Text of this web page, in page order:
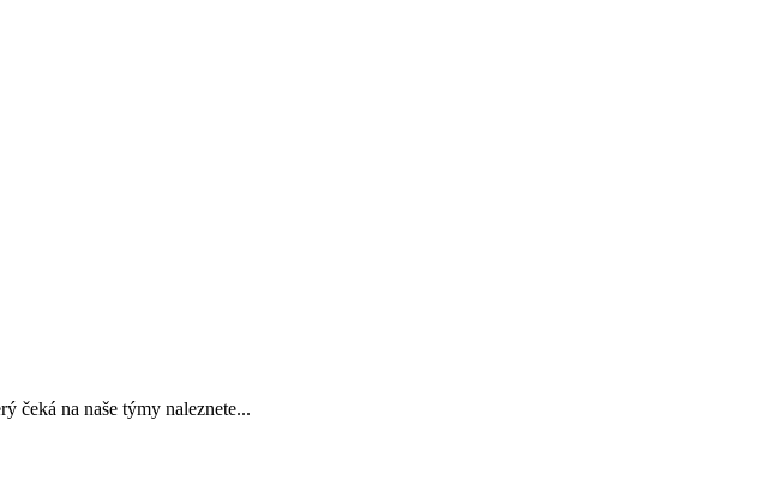
čeká na naše týmy naleznete...